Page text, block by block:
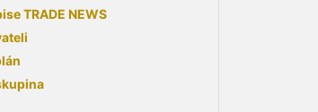
TRADE NEWS